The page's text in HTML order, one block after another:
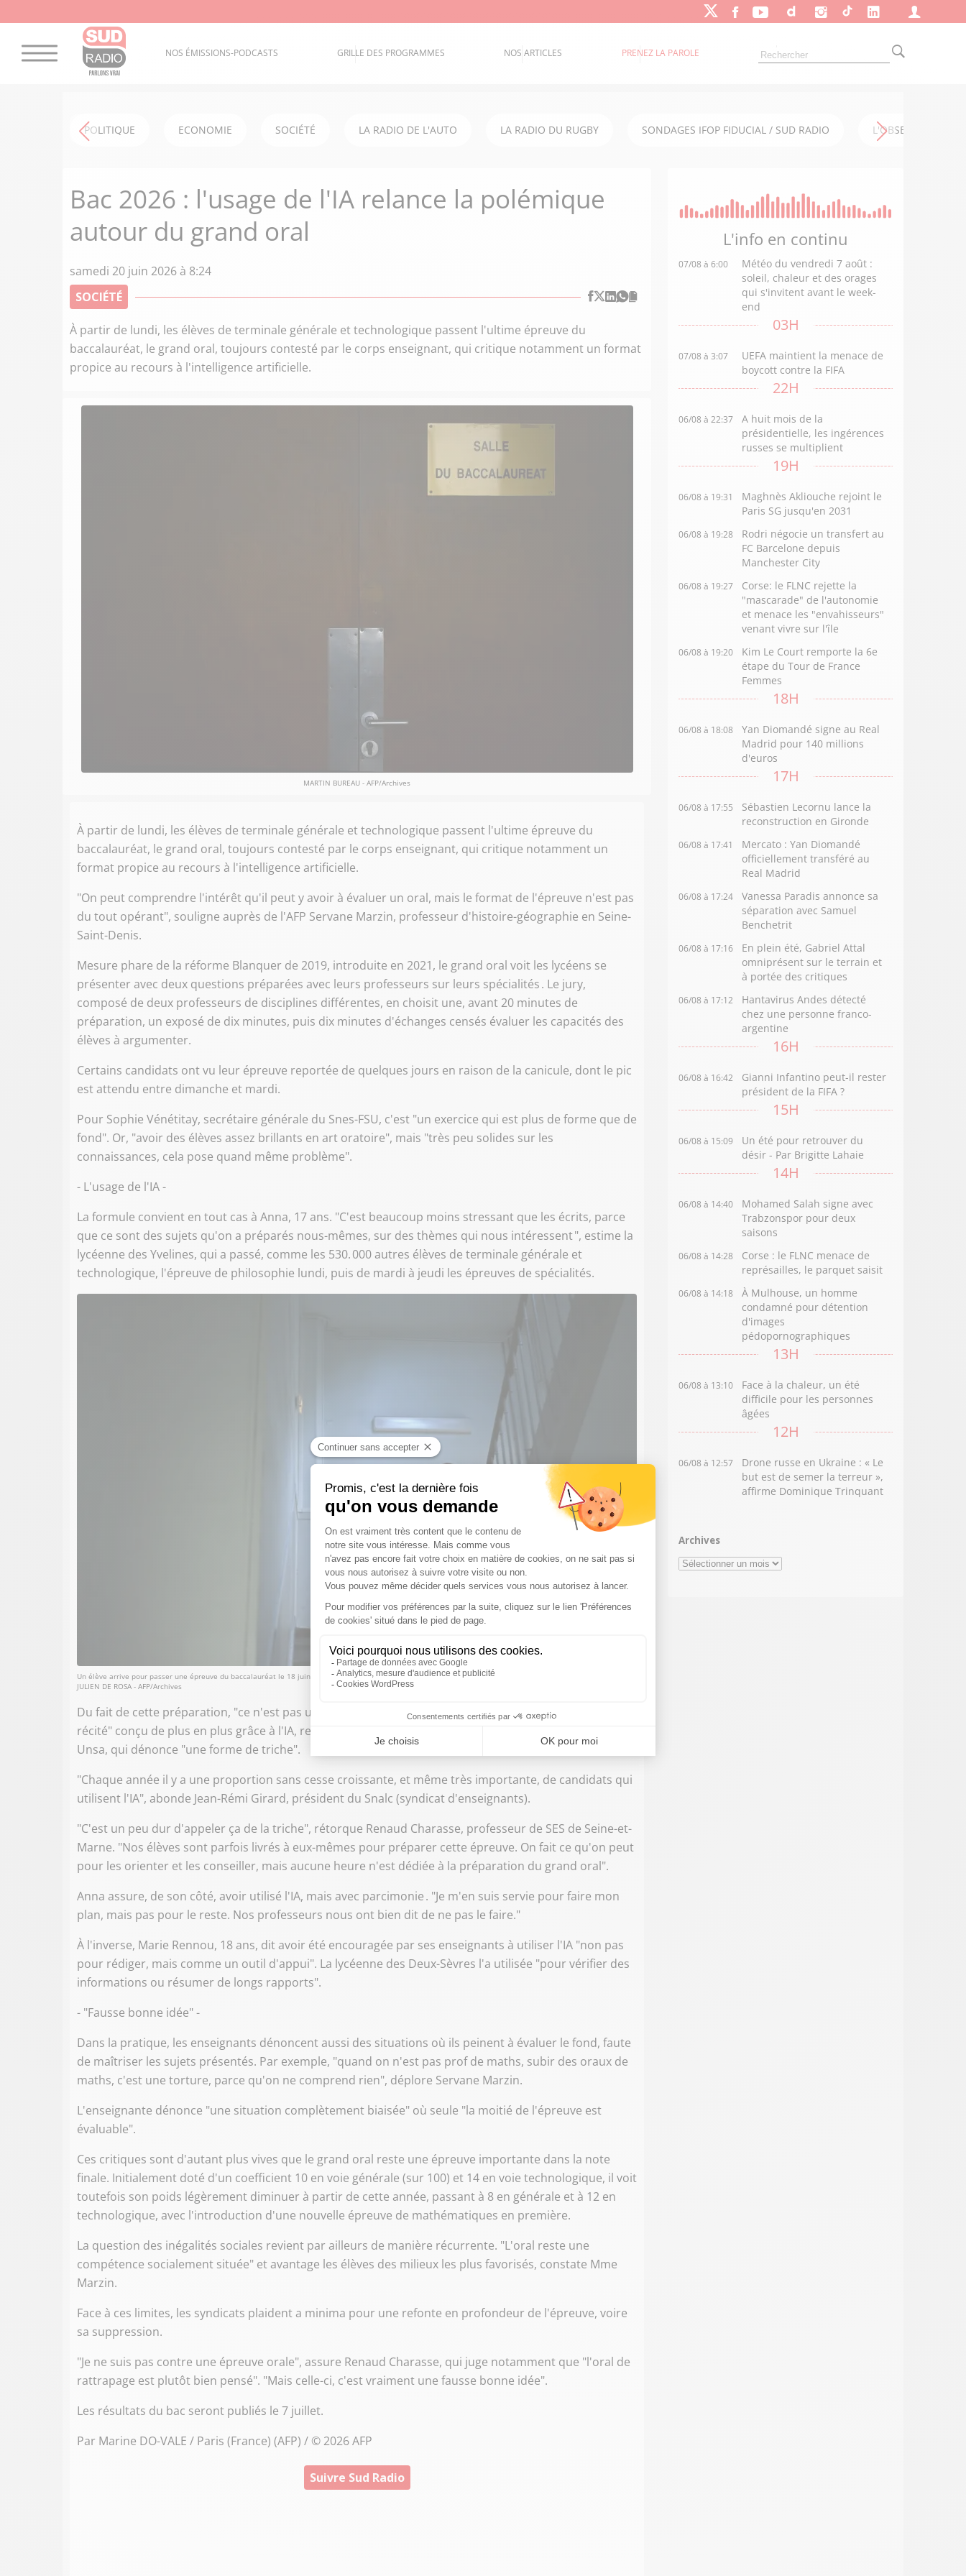
NOS ÉMISSIONS-PODCASTS GRILLE DES PROGRAMMES NOS ARTICLES PRENEZ LA PAROLE
POLITIQUE ECONOMIE SOCIÉTÉ LA RADIO DE L'AUTO LA RADIO DU RUGBY SONDAGES IFOP FIDUCIAL / SUD RADIO L'OBSERVATOIRE
Bac 2026 : l'usage de l'IA relance la polémique
autour du grand oral
samedi 20 juin 2026 à 8:24
SOCIÉTÉ
À partir de lundi, les élèves de terminale générale et technologique passent l'ultime épreuve du
baccalauréat, le grand oral, toujours contesté par le corps enseignant, qui critique notamment un format
propice au recours à l'intelligence artificielle.
MARTIN BUREAU - AFP/Archives
À partir de lundi, les élèves de terminale générale et technologique passent l'ultime épreuve du
baccalauréat, le grand oral, toujours contesté par le corps enseignant, qui critique notamment un
format propice au recours à l'intelligence artificielle.
"On peut comprendre l'intérêt qu'il peut y avoir à évaluer un oral, mais le format de l'épreuve n'est pas
du tout opérant", souligne auprès de l'AFP Servane Marzin, professeur d'histoire-géographie en Seine-
Saint-Denis.
Mesure phare de la réforme Blanquer de 2019, introduite en 2021, le grand oral voit les lycéens se
présenter avec deux questions préparées avec leurs professeurs sur leurs spécialités . Le jury,
composé de deux professeurs de disciplines différentes, en choisit une, avant 20 minutes de
préparation, un exposé de dix minutes, puis dix minutes d'échanges censés évaluer les capacités des
élèves à argumenter.
Certains candidats ont vu leur épreuve reportée de quelques jours en raison de la canicule, dont le pic
est attendu entre dimanche et mardi.
Pour Sophie Vénétitay, secrétaire générale du Snes-FSU, c'est "un exercice qui est plus de forme que de
fond". Or, "avoir des élèves assez brillants en art oratoire", mais "très peu solides sur les
connaissances, cela pose quand même problème".
- L'usage de l'IA -
La formule convient en tout cas à Anna, 17 ans. "C'est beaucoup moins stressant que les écrits, parce
que ce sont des sujets qu'on a préparés nous-mêmes, sur des thèmes qui nous intéressent ", estime la
lycéenne des Yvelines, qui a passé, comme les 530. 000 autres élèves de terminale générale et
technologique, l'épreuve de philosophie lundi, puis de mardi à jeudi les épreuves de spécialités.
Un élève arrive pour passer une épreuve du baccalauréat le 18 juin 2024 à Paris
JULIEN DE ROSA - AFP/Archives
Du fait de cette préparation, "ce n'est pas une vraie épreuve orale, mais en grande partie, un exposé
récité" conçu de plus en plus grâce à l'IA, regrette Jérôme Fournier, secrétaire national du syndicat SE-
Unsa, qui dénonce "une forme de triche".
"Chaque année il y a une proportion sans cesse croissante, et même très importante, de candidats qui
utilisent l'IA", abonde Jean-Rémi Girard, président du Snalc (syndicat d'enseignants).
"C'est un peu dur d'appeler ça de la triche", rétorque Renaud Charasse, professeur de SES de Seine-et-
Marne. "Nos élèves sont parfois livrés à eux-mêmes pour préparer cette épreuve. On fait ce qu'on peut
pour les orienter et les conseiller, mais aucune heure n'est dédiée à la préparation du grand oral".
Anna assure, de son côté, avoir utilisé l'IA, mais avec parcimonie . "Je m'en suis servie pour faire mon
plan, mais pas pour le reste. Nos professeurs nous ont bien dit de ne pas le faire."
À l'inverse, Marie Rennou, 18 ans, dit avoir été encouragée par ses enseignants à utiliser l'IA "non pas
pour rédiger, mais comme un outil d'appui". La lycéenne des Deux-Sèvres l'a utilisée "pour vérifier des
informations ou résumer de longs rapports".
- "Fausse bonne idée" -
Dans la pratique, les enseignants dénoncent aussi des situations où ils peinent à évaluer le fond, faute
de maîtriser les sujets présentés. Par exemple, "quand on n'est pas prof de maths, subir des oraux de
maths, c'est une torture, parce qu'on ne comprend rien", déplore Servane Marzin.
L'enseignante dénonce "une situation complètement biaisée" où seule "la moitié de l'épreuve est
évaluable".
Ces critiques sont d'autant plus vives que le grand oral reste une épreuve importante dans la note
finale. Initialement doté d'un coefficient 10 en voie générale (sur 100) et 14 en voie technologique, il voit
toutefois son poids légèrement diminuer à partir de cette année, passant à 8 en générale et à 12 en
technologique, avec l'introduction d'une nouvelle épreuve de mathématiques en première.
La question des inégalités sociales revient par ailleurs de manière récurrente. "L'oral reste une
compétence socialement située" et avantage les élèves des milieux les plus favorisés, constate Mme
Marzin.
Face à ces limites, les syndicats plaident a minima pour une refonte en profondeur de l'épreuve, voire
sa suppression.
"Je ne suis pas contre une épreuve orale", assure Renaud Charasse, qui juge notamment que "l'oral de
rattrapage est plutôt bien pensé". "Mais celle-ci, c'est vraiment une fausse bonne idée".
Les résultats du bac seront publiés le 7 juillet.
Par Marine DO-VALE / Paris (France) (AFP) / © 2026 AFP
Suivre Sud Radio
L'info en continu
07/08 à 6:00
Météo du vendredi 7 août :
soleil, chaleur et des orages
qui s'invitent avant le week-
end
03H
07/08 à 3:07
UEFA maintient la menace de
boycott contre la FIFA
22H
06/08 à 22:37
A huit mois de la
présidentielle, les ingérences
russes se multiplient
19H
06/08 à 19:31
Maghnès Akliouche rejoint le
Paris SG jusqu'en 2031
06/08 à 19:28
Rodri négocie un transfert au
FC Barcelone depuis
Manchester City
06/08 à 19:27
Corse: le FLNC rejette la
"mascarade" de l'autonomie
et menace les "envahisseurs"
venant vivre sur l'île
06/08 à 19:20
Kim Le Court remporte la 6e
étape du Tour de France
Femmes
18H
06/08 à 18:08
Yan Diomandé signe au Real
Madrid pour 140 millions
d'euros
17H
06/08 à 17:55
Sébastien Lecornu lance la
reconstruction en Gironde
06/08 à 17:41
Mercato : Yan Diomandé
officiellement transféré au
Real Madrid
06/08 à 17:24
Vanessa Paradis annonce sa
séparation avec Samuel
Benchetrit
06/08 à 17:16
En plein été, Gabriel Attal
omniprésent sur le terrain et
à portée des critiques
06/08 à 17:12
Hantavirus Andes détecté
chez une personne franco-
argentine
16H
06/08 à 16:42
Gianni Infantino peut-il rester
président de la FIFA ?
15H
06/08 à 15:09
Un été pour retrouver du
désir - Par Brigitte Lahaie
14H
06/08 à 14:40
Mohamed Salah signe avec
Trabzonspor pour deux
saisons
06/08 à 14:28
Corse : le FLNC menace de
représailles, le parquet saisit
06/08 à 14:18
À Mulhouse, un homme
condamné pour détention
d'images
pédopornographiques
13H
06/08 à 13:10
Face à la chaleur, un été
difficile pour les personnes
âgées
12H
06/08 à 12:57
Drone russe en Ukraine : « Le
but est de semer la terreur »,
affirme Dominique Trinquant
Archives
Archives